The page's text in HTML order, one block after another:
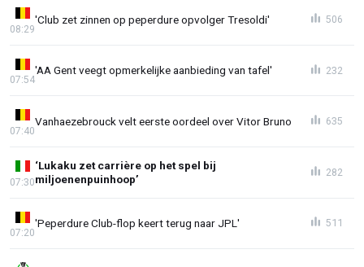
'Club zet zinnen op peperdure opvolger Tresoldi'
08:29
506
'AA Gent veegt opmerkelijke aanbieding van tafel'
07:54
232
Vanhaezebrouck velt eerste oordeel over Vitor Bruno
07:40
635
‘Lukaku zet carrière op het spel bij
miljoenenpuinhoop’
07:30
282
'Peperdure Club-flop keert terug naar JPL'
07:20
511